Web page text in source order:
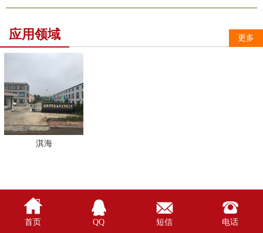
更多
应用领域
淇海

首页 
QQ 
短信 
电话